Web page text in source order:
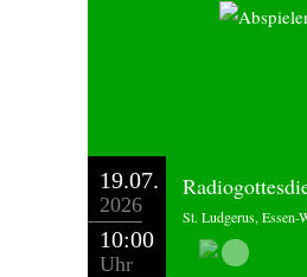
19.07.
2026
10:00
Uhr
St. Ludgerus, Essen-